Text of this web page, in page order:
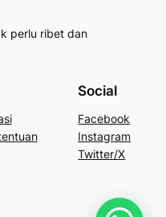
perlu ribet dan
Social
Facebook
Instagram
Twitter/X